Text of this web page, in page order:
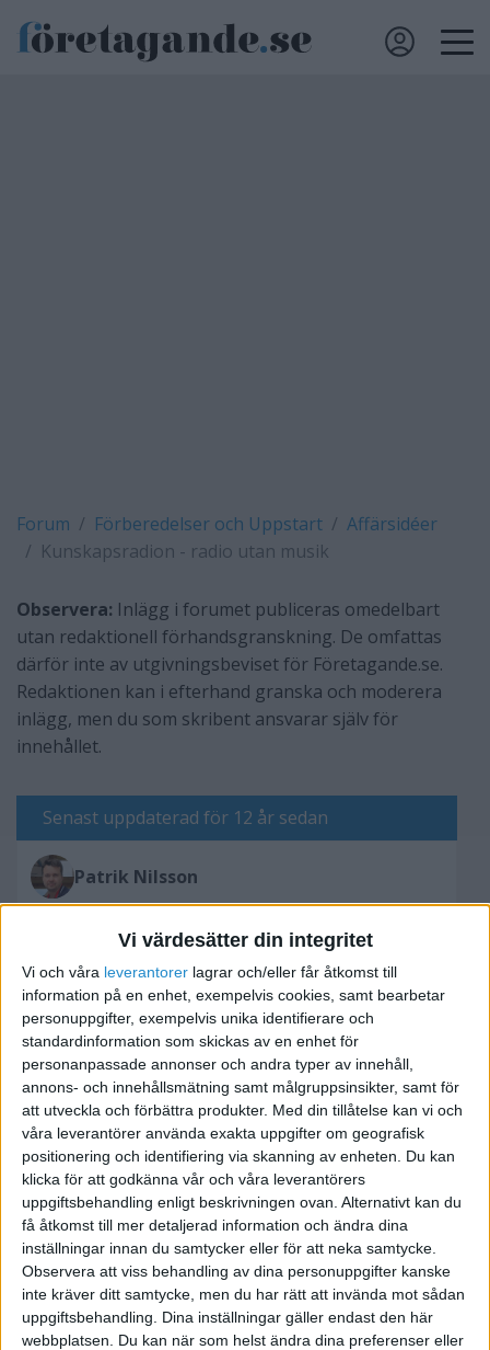
Vi värdesätter din integritet
Vi och våra leverantorer lagrar och/eller får åtkomst till
information på en enhet, exempelvis cookies, samt bearbetar
personuppgifter, exempelvis unika identifierare och
standardinformation som skickas av en enhet för
personanpassade annonser och andra typer av innehåll,
annons- och innehållsmätning samt målgruppsinsikter, samt för
att utveckla och förbättra produkter. Med din tillåtelse kan vi och
våra leverantörer använda exakta uppgifter om geografisk
positionering och identifiering via skanning av enheten. Du kan
klicka för att godkänna vår och våra leverantörers
uppgiftsbehandling enligt beskrivningen ovan. Alternativt kan du
få åtkomst till mer detaljerad information och ändra dina
inställningar innan du samtycker eller för att neka samtycke.
Observera att viss behandling av dina personuppgifter kanske
inte kräver ditt samtycke, men du har rätt att invända mot sådan
uppgiftsbehandling. Dina inställningar gäller endast den här
webbplatsen. Du kan när som helst ändra dina preferenser eller
Forum Förberedelser och Uppstart
Affärsidéer
Kunskapsradion - radio utan musik
Observera: Inlägg i forumet publiceras omedelbart
utan redaktionell förhandsgranskning. De omfattas
därför inte av utgivningsbeviset för Företagande.se.
Redaktionen kan i efterhand granska och moderera
inlägg, men du som skribent ansvarar själv för
innehållet.
Senast uppdaterad för 12 år sedan
Patrik Nilsson
Skriv svar
Kunskapsradion - radio utan
musik
2013-09-03 08:45
Är det fler än jag som saknar en bra radiokanal?
Jag tänker en kanal utan musik som istället
lägger fokus på kunskap likt kunskapskanalen
på tv. Historia, geografi, samhällskunskap,
vetenskap, etc. Bilresan skulle bli så mycket
trevligare. Eller är det bara jag som hellre lär mig
något än att banka in samma musik om och om